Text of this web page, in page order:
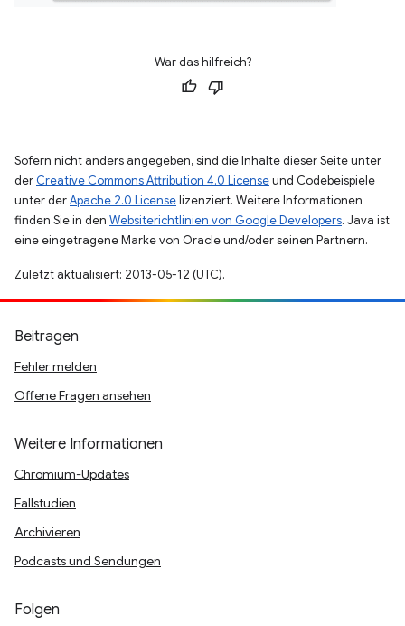
War das hilfreich?
Sofern nicht anders angegeben, sind die Inhalte dieser Seite unter
der Creative Commons Attribution 4.0 Licenseund Codebeispiele
unter derApache 2.0 Licenselizenziert. Weitere Informationen
finden Sie in den Websiterichtlinien von Google Developers. Java ist
eine eingetragene Marke von Oracle und/oder seinen Partnern.
Zuletzt aktualisiert: 2013-05-12 (UTC).
Beitragen
Fehler melden
Offene Fragen ansehen
Weitere Informationen
Chromium-Updates
Fallstudien
Archivieren
Podcasts und Sendungen
Folgen